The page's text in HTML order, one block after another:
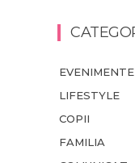
EVENIMENTE
LIFESTYLE
COPII
FAMILIA